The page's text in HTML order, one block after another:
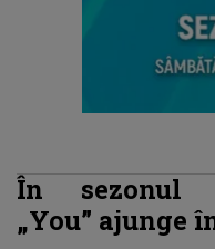
În sezonul
„You” ajunge